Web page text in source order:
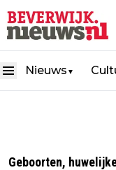
Nieuws ▼
Geboorten,